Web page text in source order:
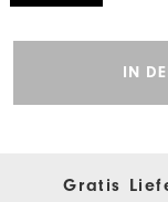
IN
Gratis